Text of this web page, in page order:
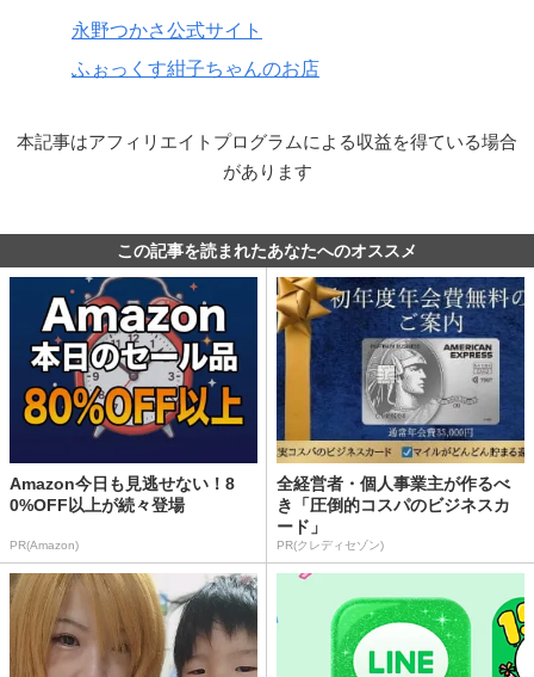
永野つかさ公式サイト
ふぉっくす紺子ちゃんのお店
本記事はアフィリエイトプログラムによる収益を得ている場合
があります
この記事を読まれたあなたへのオススメ
Amazon今日も見逃せない！8
0%OFF以上が続々登場
PR(Amazon)
全経営者・個人事業主が作るべ
き「圧倒的コスパのビジネスカ
ード」
PR(クレディセゾン)